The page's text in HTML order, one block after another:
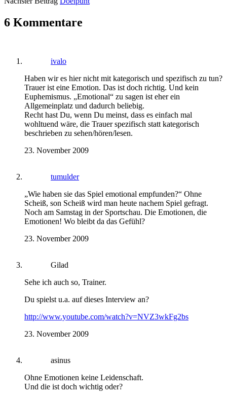
6 Kommentare
ivalo
Haben wir es hier nicht mit kategorisch und spezifisch zu tun?
Trauer ist eine Emotion. Das ist doch richtig. Und kein
Euphemismus. „Emotional“ zu sagen ist eher ein
Allgemeinplatz und dadurch beliebig.
Recht hast Du, wenn Du meinst, dass es einfach mal
wohltuend wäre, die Trauer spezifisch statt kategorisch
beschrieben zu sehen/hören/lesen.
23. November 2009
tumulder
„Wie haben sie das Spiel emotional empfunden?“ Ohne
Scheiß, son Scheiß wird man heute nachem Spiel gefragt.
Noch am Samstag in der Sportschau. Die Emotionen, die
Emotionen! Wo bleibt da das Gefühl?
23. November 2009
Gilad
Sehe ich auch so, Trainer.
Du spielst u.a. auf dieses Interview an?
http://www.youtube.com/watch?v=NVZ3wkFg2bs
23. November 2009
asinus
Ohne Emotionen keine Leidenschaft.
Und die ist doch wichtig oder?